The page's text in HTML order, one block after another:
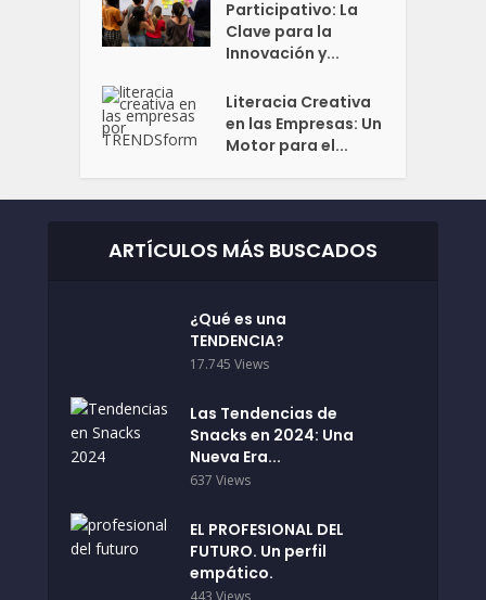
Participativo: La
Clave para la
Innovación y...
Literacia Creativa
en las Empresas: Un
Motor para el...
ARTÍCULOS MÁS BUSCADOS
¿Qué es una
TENDENCIA?
17.745 Views
Las Tendencias de
Snacks en 2024: Una
Nueva Era...
637 Views
EL PROFESIONAL DEL
FUTURO. Un perfil
empático.
443 Views